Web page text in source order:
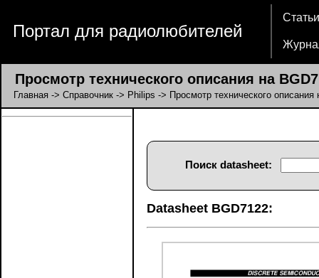
Портал для радиолюбителей
Статьи
Просмотр технического описания на
Главная -> Справочник -> Philips -> Просмотр технического описания
Поиск datasheet:
Datasheet BGD7122: